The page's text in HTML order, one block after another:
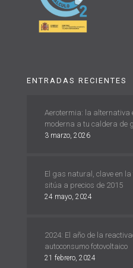
ENTRADAS RECIENTES
Aerotermia: la alternativa
moderna a tu caldera de
3 marzo, 2026
El gas natural, clave en
sitúa a precios de 2015
24 mayo, 2024
2024: El año de la
autoconsumo fotovoltaico
21 febrero, 2024